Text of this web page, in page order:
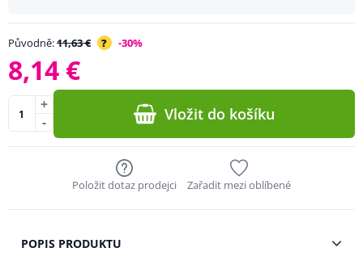
Původně:11,63 € ? -30%
8,14 €
-
+ Vložit do košíku
Položit dotaz prodejci Zařadit mezi oblíbené
POPIS PRODUKTU